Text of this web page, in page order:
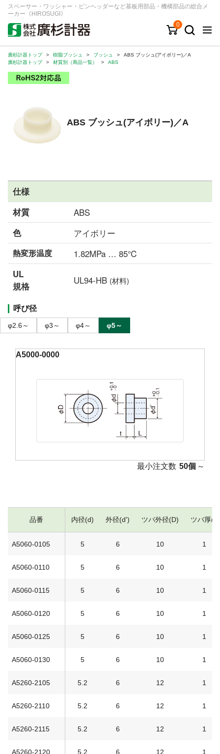
スペーサー・ワッシャー・ピンヘッダーなど基板用部品・機構部品の総合メ
ーカー《HIROSUGI》
0
キーワード 品番/シリーズ
商品カテゴリから探す
ジャンルから探す
シリーズから探す
ご利用ガイド
お問い合わせ窓口
会社情報
廣杉計器トップ > 樹脂ブッシュ > ブッシュ >
ABS ブッシュ(アイボリー)／A
廣杉計器トップ
> 材質別（商品一覧） > ABS
ABS ブッシュ(アイボリー)／A
仕様
材質
ABS
色 アイボリー
熱変形温度 1.82MPa … 85℃
UL
規格
UL94-HB (材料)
呼び径
φ2.6～ φ3～ φ4～ φ5～
A5000-0000
最小注文数 50個 ～
品番 内径(d) 外径(d') ツバ外径(D) ツバ厚(t)
A5060-0105 5 6 10 1
A5060-0110 5 6 10 1
A5060-0115 5 6 10 1
A5060-0120 5 6 10 1
A5060-0125 5 6 10 1
A5060-0130 5 6 10 1
A5260-2105 5.2 6 12 1
A5260-2110 5.2 6 12 1
A5260-2115 5.2 6 12 1
A5260-2120 5.2 6 12 1